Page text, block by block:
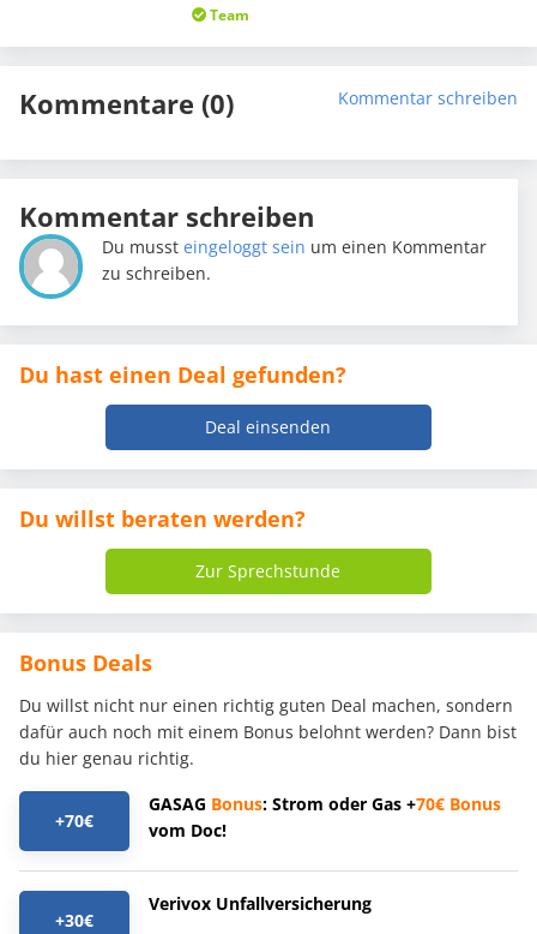
Team
Kommentare (0) Kommentar schreiben
Kommentar schreiben
Du mussteingeloggt sein um einen Kommentar
zu schreiben.
Du hast einen Deal gefunden?
Deal einsenden
Du willst beraten werden?
Zur Sprechstunde
Bonus Deals
Du willst nicht nur einen richtig guten Deal machen, sondern
dafür auch noch mit einem Bonus belohnt werden? Dann bist
du hier genau richtig.
+70€
GASAG Bonus: Strom oder Gas +70€ Bonus
vom Doc!
+30€
Verivox Unfallversicherung